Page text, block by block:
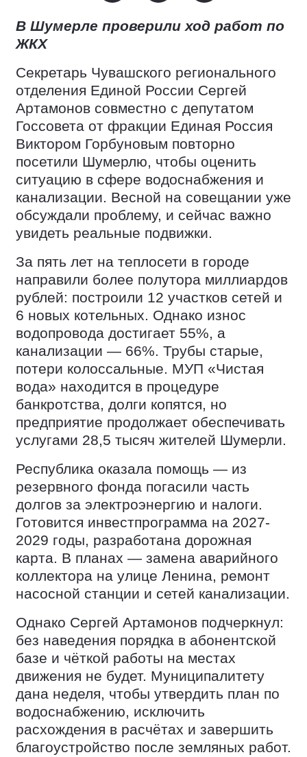
В Шумерле проверили ход работ по
ЖКХ
Секретарь Чувашского регионального
отделения Единой России Сергей
Артамонов совместно с депутатом
Госсовета от фракции Единая Россия
Виктором Горбуновым повторно
посетили Шумерлю, чтобы оценить
ситуацию в сфере водоснабжения и
канализации. Весной на совещании уже
обсуждали проблему, и сейчас важно
увидеть реальные подвижки.
За пять лет на теплосети в городе
направили более полутора миллиардов
рублей: построили 12 участков сетей и
6 новых котельных. Однако износ
водопровода достигает 55%, а
канализации — 66%. Трубы старые,
потери колоссальные. МУП «Чистая
вода» находится в процедуре
банкротства, долги копятся, но
предприятие продолжает обеспечивать
услугами 28,5 тысяч жителей Шумерли.
Республика оказала помощь — из
резервного фонда погасили часть
долгов за электроэнергию и налоги.
Готовится инвестпрограмма на 2027-
2029 годы, разработана дорожная
карта. В планах — замена аварийного
коллектора на улице Ленина, ремонт
насосной станции и сетей канализации.
Однако Сергей Артамонов подчеркнул:
без наведения порядка в абонентской
базе и чёткой работы на местах
движения не будет. Муниципалитету
дана неделя, чтобы утвердить план по
водоснабжению, исключить
расхождения в расчётах и завершить
благоустройство после земляных работ.